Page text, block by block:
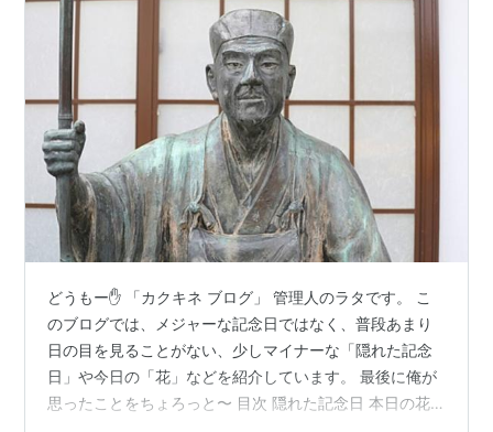
どうもー✋ 「カクキネ ブログ」 管理人のラタです。 こ
のブログでは、メジャーな記念日ではなく、普段あまり
日の目を見ることがない、少しマイナーな「隠れた記念
日」や今日の「花」などを紹介しています。 最後に俺が
思ったことをちょろっと〜 目次 隠れた記念日 本日の花